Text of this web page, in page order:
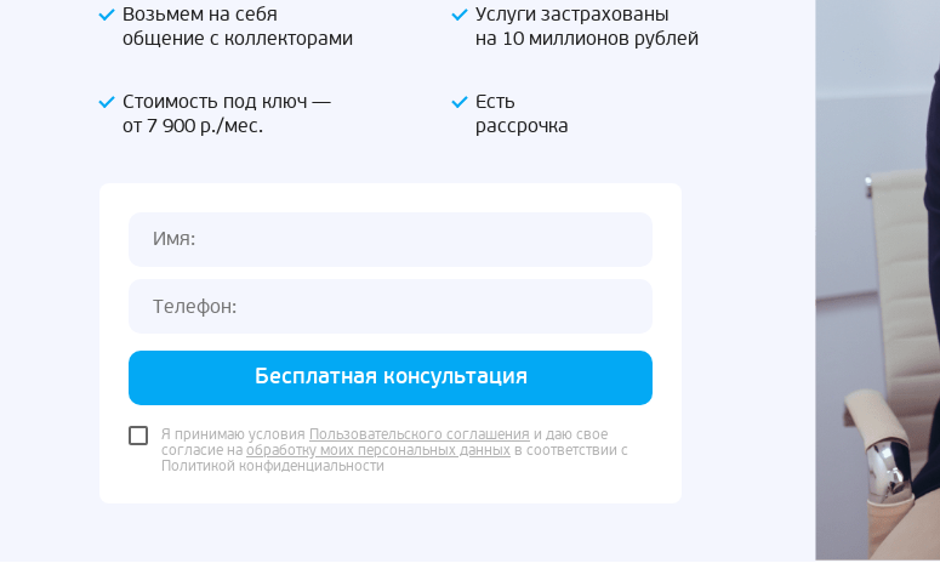
Возьмем на себя
общение с коллекторами
Услуги застрахованы
на 10 миллионов рублей
Стоимость под ключ —
от 7 900 р./мес.
Есть
рассрочка
Бесплатная консультация
Я принимаю условия Пользовательского соглашения и даю свое
согласие на обработку моих персональных данных в соответствии с
Политикой конфиденциальности